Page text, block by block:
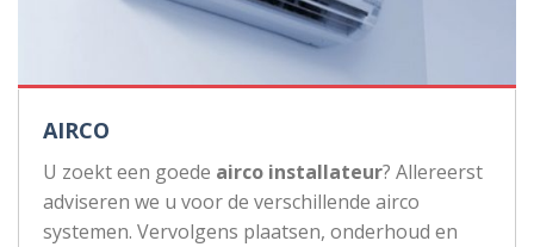
AIRCO
U zoekt een goede airco installateur? Allereerst
adviseren we u voor de verschillende airco
systemen. Vervolgens plaatsen, onderhoud en